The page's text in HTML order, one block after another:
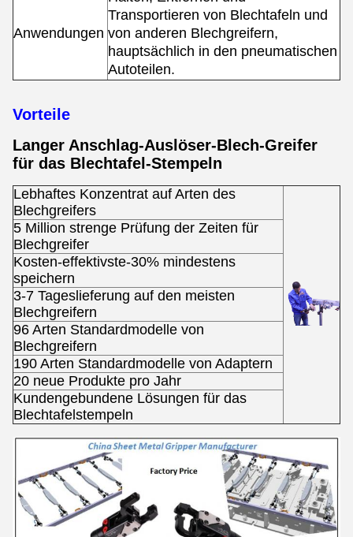
Anwendungen
Transportieren von Blechtafeln und
von anderen Blechgreifern,
hauptsächlich in den pneumatischen
Autoteilen.
Vorteile
Langer Anschlag-Auslöser-Blech-Greifer
für das Blechtafel-Stempeln
Lebhaftes Konzentrat auf Arten des
Blechgreifers
5 Million strenge Prüfung der Zeiten für
Blechgreifer
Kosten-effektivste-30% mindestens
speichern
3-7 Tageslieferung auf den meisten
Blechgreifern
96 Arten Standardmodelle von
Blechgreifern
190 Arten Standardmodelle von Adaptern
20 neue Produkte pro Jahr
Kundengebundene Lösungen für das
Blechtafelstempeln